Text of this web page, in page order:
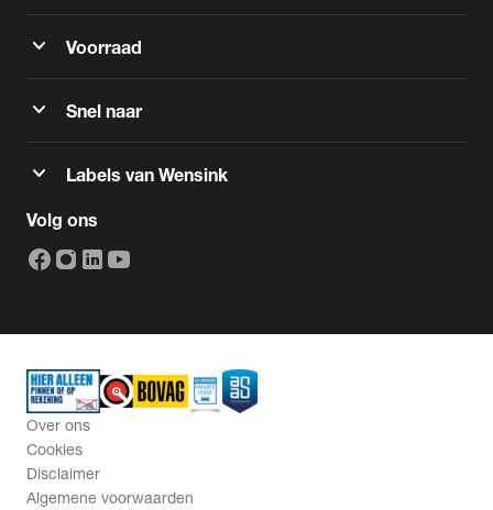
expand_more Voorraad
expand_more Snel naar
expand_more Labels van Wensink
Volg ons
Over ons
Cookies
Disclaimer
Algemene voorwaarden